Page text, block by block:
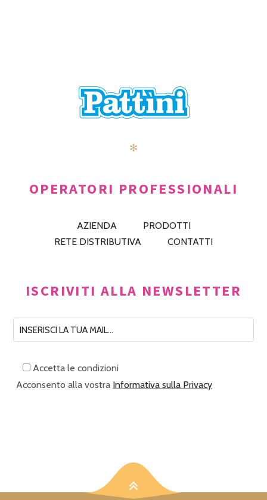
✻
OPERATORI PROFESSIONALI
AZIENDA
PRODOTTI
RETE DISTRIBUTIVA
CONTATTI
ISCRIVITI ALLA NEWSLETTER
Accetta le condizioni
Acconsento alla vostra Informativa sulla Privacy